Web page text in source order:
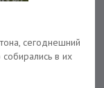
сегоднешний
в их